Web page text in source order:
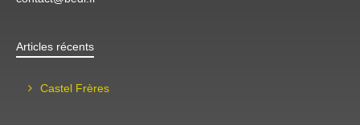
Articles récents
Castel Frères